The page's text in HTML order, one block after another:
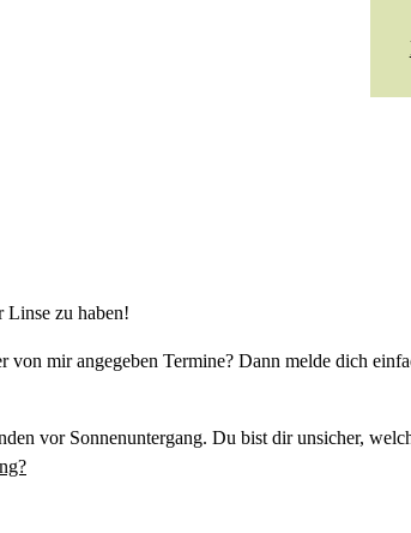
Linse zu haben!
von mir angegeben Termine? Dann melde dich
vor Sonnenuntergang. Du bist dir unsicher,